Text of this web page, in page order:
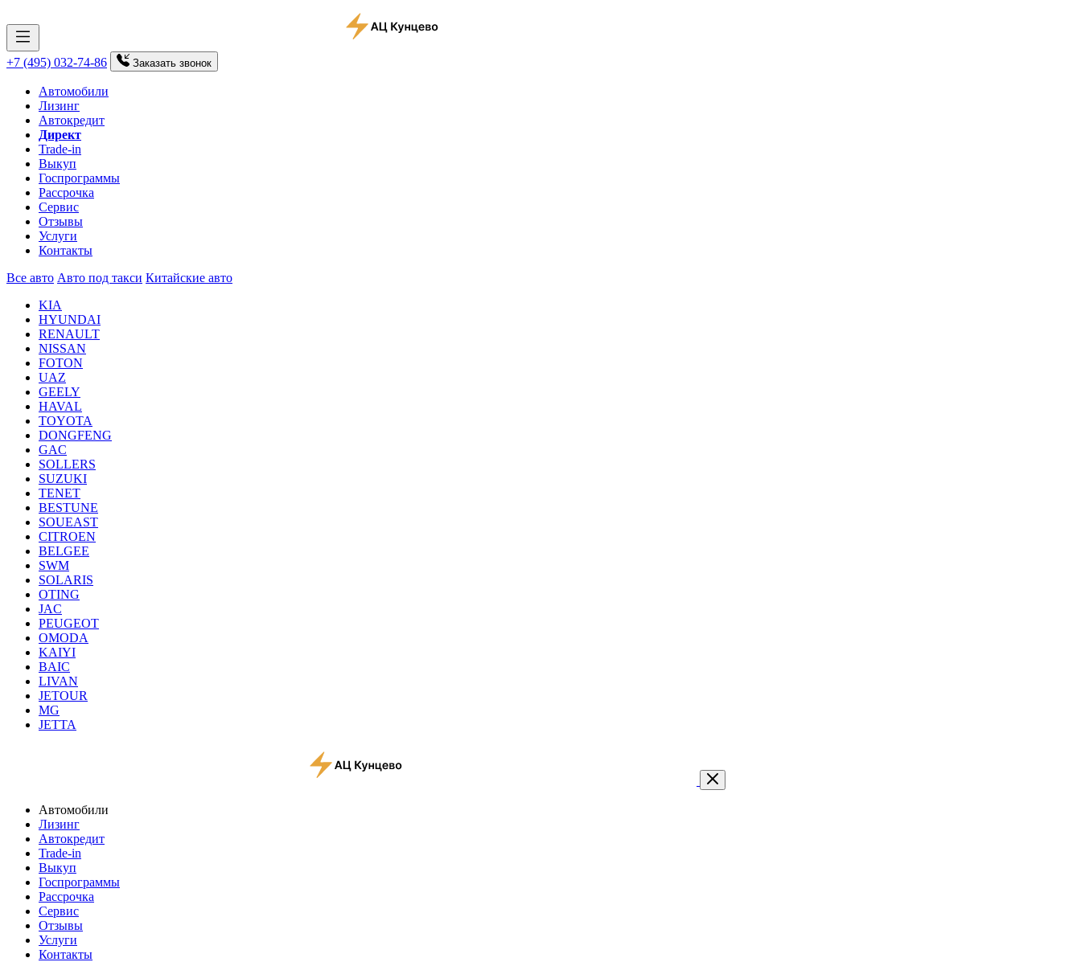
+7 (495) 032-74-86 Заказать звонок
Автомобили
Лизинг
Автокредит
Директ
Trade-in
Выкуп
Госпрограммы
Рассрочка
Сервис
Отзывы
Услуги
Контакты
Все авто Авто под такси Китайские авто
KIA
HYUNDAI
RENAULT
NISSAN
FOTON
UAZ
GEELY
HAVAL
TOYOTA
DONGFENG
GAC
SOLLERS
SUZUKI
TENET
BESTUNE
SOUEAST
CITROEN
BELGEE
SWM
SOLARIS
OTING
JAC
PEUGEOT
OMODA
KAIYI
BAIC
LIVAN
JETOUR
MG
JETTA
Автомобили
Лизинг
Автокредит
Trade-in
Выкуп
Госпрограммы
Рассрочка
Сервис
Отзывы
Услуги
Контакты